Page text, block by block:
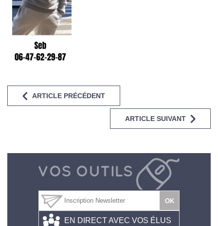
ARTICLE PRÉCÉDENT
ARTICLE SUIVANT
EN DIRECT AVEC VOS ÉLUS